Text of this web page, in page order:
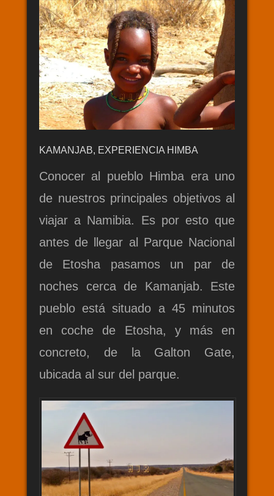
KAMANJAB, EXPERIENCIA HIMBA
Conocer al pueblo Himba era uno
de nuestros principales objetivos al
viajar a Namibia. Es por esto que
antes de llegar al Parque Nacional
de Etosha pasamos un par de
noches cerca de Kamanjab. Este
pueblo está situado a 45 minutos
en coche de Etosha, y más en
concreto, de la Galton Gate,
ubicada al sur del parque.